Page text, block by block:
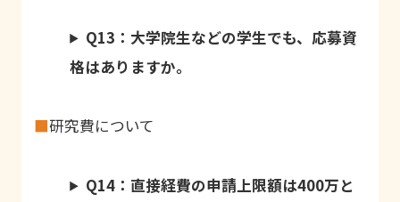
Q13：大学院生などの学生でも、応募資
格はありますか。
■研究費について
Q14：直接経費の申請上限額は400万と